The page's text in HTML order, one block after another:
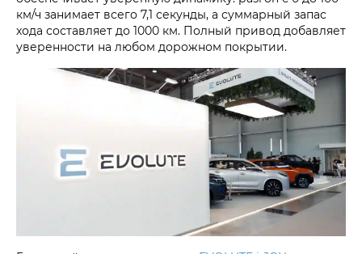
км/ч занимает всего 7,1 секунды, а суммарный запас
хода составляет до 1000 км. Полный привод добавляет
уверенности на любом дорожном покрытии.